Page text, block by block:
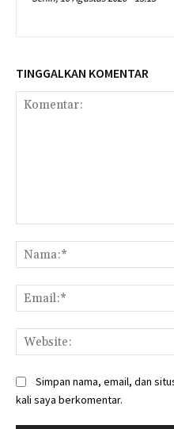
TINGGALKAN KOMENTAR
Simpan nama, email, dan
kali saya berkomentar.